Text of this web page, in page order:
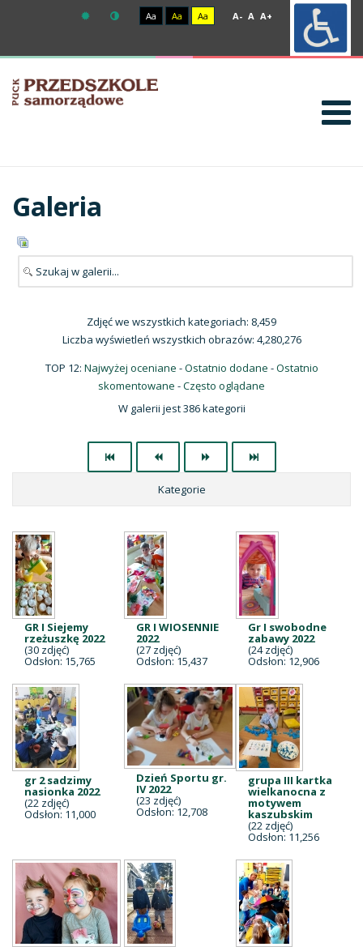
Aa Aa Aa A- A A+
Galeria
Zdjęć we wszystkich kategoriach: 8,459
Liczba wyświetleń wszystkich obrazów: 4,280,276
TOP 12: Najwyżej oceniane -Ostatnio dodane -Ostatnio
skomentowane -Często oglądane
W galerii jest 386 kategorii
Kategorie
GR I Siejemy
rzeżuszkę 2022
(30 zdjęć)
Odsłon: 15,765
GR I WIOSENNIE
2022
(27 zdjęć)
Odsłon: 15,437
Gr I swobodne
zabawy 2022
(24 zdjęć)
Odsłon: 12,906
gr 2 sadzimy
nasionka 2022
(22 zdjęć)
Odsłon: 11,000
Dzień Sportu gr.
IV 2022
(23 zdjęć)
Odsłon: 12,708
grupa III kartka
wielkanocna z
motywem
kaszubskim
(22 zdjęć)
Odsłon: 11,256